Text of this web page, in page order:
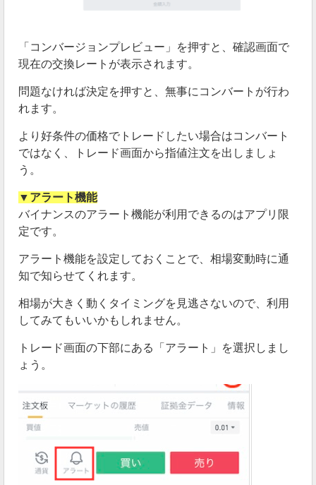
「コンバージョンプレビュー」を押すと、確認画面で
現在の交換レートが表示されます。
問題なければ決定を押すと、無事にコンバートが行わ
れます。
より好条件の価格でトレードしたい場合はコンバート
ではなく、トレード画面から指値注文を出しましょ
う。
▼アラート機能
バイナンスのアラート機能が利用できるのはアプリ限
定です。
アラート機能を設定しておくことで、相場変動時に通
知で知らせてくれます。
相場が大きく動くタイミングを見逃さないので、利用
してみてもいいかもしれません。
トレード画面の下部にある「アラート」を選択しまし
ょう。